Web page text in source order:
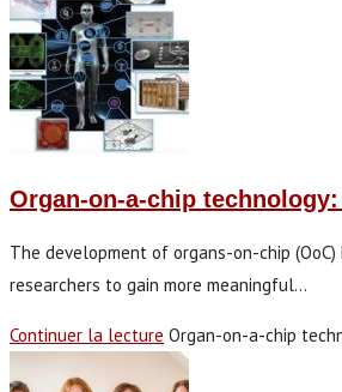
Organ-on-a-chip
The development of organs-on-chip
researchers to gain more meaningful…
Continuer la lecture Organ-on-a-chip